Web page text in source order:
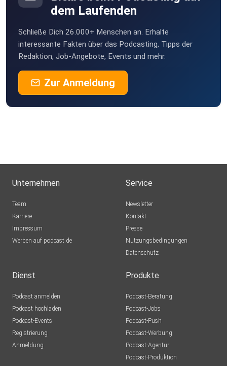
dem Laufenden
Schließe Dich 26.000+ Menschen an. Erhalte
interessante Fakten über das Podcasting, Tipps der
Redaktion, Job-Angebote, Events und mehr.
Zur Anmeldung
Unternehmen
Team
Karriere
Impressum
Werben auf podcast.de
Service
Newsletter
Kontakt
Presse
Nutzungsbedingungen
Datenschutz
Dienst
Podcast anmelden
Podcast hochladen
Podcast-Events
Registrierung
Anmeldung
Produkte
Podcast-Beratung
Podcast-Jobs
Podcast-Push
Podcast-Werbung
Podcast-Agentur
Podcast-Produktion